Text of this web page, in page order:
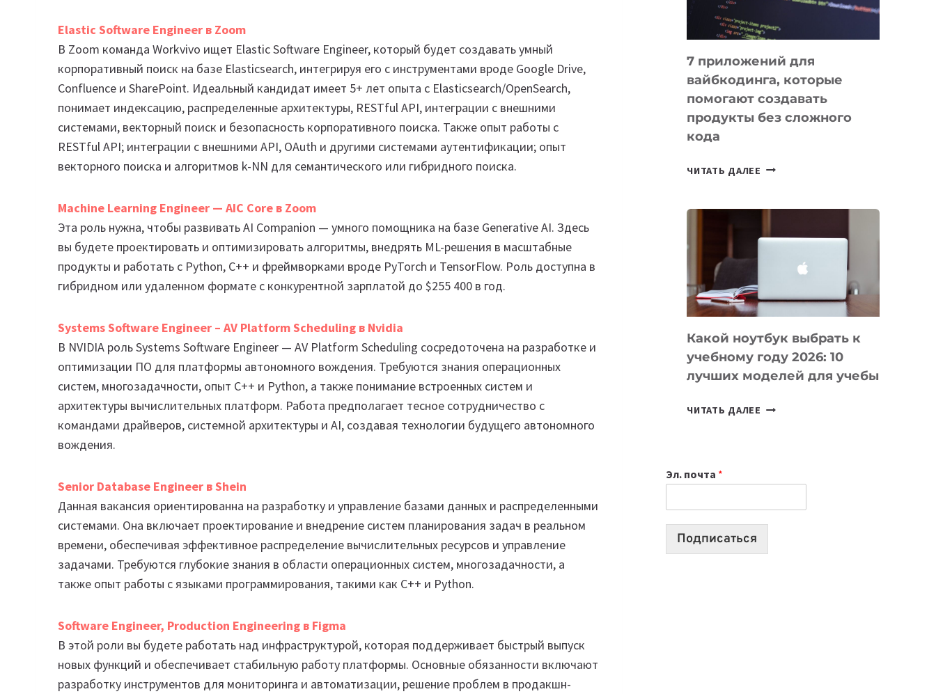
Elastic Software Engineer в Zoom
В Zoom команда Workvivo ищет Elastic Software Engineer, который будет создавать умный
корпоративный поиск на базе Elasticsearch, интегрируя его с инструментами вроде Google Drive,
Confluence и SharePoint. Идеальный кандидат имеет 5+ лет опыта с Elasticsearch/OpenSearch,
понимает индексацию, распределенные архитектуры, RESTful API, интеграции с внешними
системами, векторный поиск и безопасность корпоративного поиска. Также опыт работы с
RESTful API; интеграции с внешними API, OAuth и другими системами аутентификации; опыт
векторного поиска и алгоритмов k-NN для семантического или гибридного поиска.
Machine Learning Engineer — AIC Core в Zoom
Эта роль нужна, чтобы развивать AI Companion — умного помощника на базе Generative AI. Здесь
вы будете проектировать и оптимизировать алгоритмы, внедрять ML-решения в масштабные
продукты и работать с Python, C++ и фреймворками вроде PyTorch и TensorFlow. Роль доступна в
гибридном или удаленном формате с конкурентной зарплатой до $255 400 в год.
Systems Software Engineer – AV Platform Scheduling в Nvidia
В NVIDIA роль Systems Software Engineer — AV Platform Scheduling сосредоточена на разработке и
оптимизации ПО для платформы автономного вождения. Требуются знания операционных
систем, многозадачности, опыт C++ и Python, а также понимание встроенных систем и
архитектуры вычислительных платформ. Работа предполагает тесное сотрудничество с
командами драйверов, системной архитектуры и AI, создавая технологии будущего автономного
вождения.
Senior Database Engineer в Shein
Данная вакансия ориентированна на разработку и управление базами данных и распределенными
системами. Она включает проектирование и внедрение систем планирования задач в реальном
времени, обеспечивая эффективное распределение вычислительных ресурсов и управление
задачами. Требуются глубокие знания в области операционных систем, многозадачности, а
также опыт работы с языками программирования, такими как C++ и Python.
Software Engineer, Production Engineering в Figma
В этой роли вы будете работать над инфраструктурой, которая поддерживает быстрый выпуск
новых функций и обеспечивает стабильную работу платформы. Основные обязанности включают
разработку инструментов для мониторинга и автоматизации, решение проблем в продакшн-
7 приложений для
вайбкодинга, которые
помогают создавать
продукты без сложного
кода
ЧИТАТЬ ДАЛЕЕ
КОТОРЫЕ
СОЗДАВАТЬ
БЕЗ
КОДА
Какой ноутбук выбрать к
учебному году 2026: 10
лучших моделей для учебы
ЧИТАТЬ ДАЛЕЕ КАКОЙ
2026:
10
Эл. почта *
Подписаться